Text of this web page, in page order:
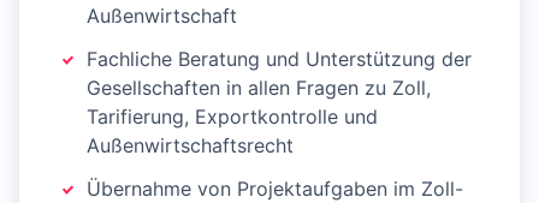
Außenwirtschaft
Fachliche Beratung und Unterstützung der
Gesellschaften in allen Fragen zu Zoll,
Tarifierung, Exportkontrolle und
Außenwirtschaftsrecht
Übernahme von Projektaufgaben im Zoll-